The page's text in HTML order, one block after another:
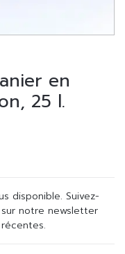
en
25 l.
disponible. Suivez-
notre newsletter